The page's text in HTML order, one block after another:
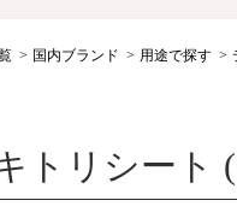
国内ブランド 用途で探す
トリシート